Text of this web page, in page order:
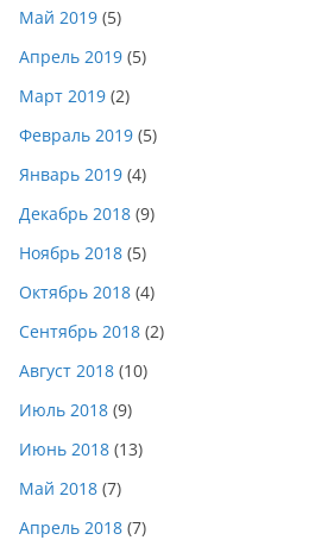
Май 2019 (5)
Апрель 2019 (5)
Март 2019 (2)
Февраль 2019 (5)
Январь 2019 (4)
Декабрь 2018 (9)
Ноябрь 2018 (5)
Октябрь 2018 (4)
Сентябрь 2018 (2)
Август 2018 (10)
Июль 2018 (9)
Июнь 2018 (13)
Май 2018 (7)
Апрель 2018 (7)